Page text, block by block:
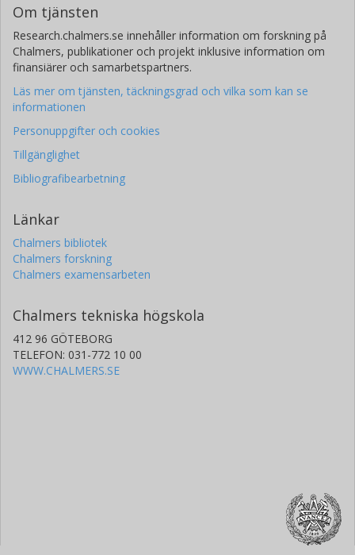
Om tjänsten
Research.chalmers.se innehåller information om forskning på
Chalmers, publikationer och projekt inklusive information om
finansiärer och samarbetspartners.
Läs mer om tjänsten, täckningsgrad och vilka som kan se
informationen
Personuppgifter och cookies
Tillgänglighet
Bibliografibearbetning
Länkar
Chalmers bibliotek
Chalmers forskning
Chalmers examensarbeten
Chalmers tekniska högskola
412 96 GÖTEBORG
TELEFON: 031-772 10 00
WWW.CHALMERS.SE